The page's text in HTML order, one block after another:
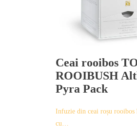
Ceai rooibos
ROOIBUSH
Pyra Pack
Infuzie din ceai roșu rooibos
cu…